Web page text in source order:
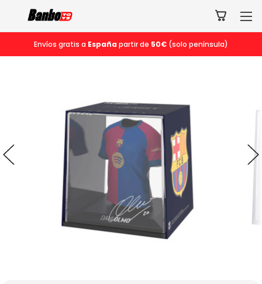
Envíos gratis a España partir de 50€ (solo península)